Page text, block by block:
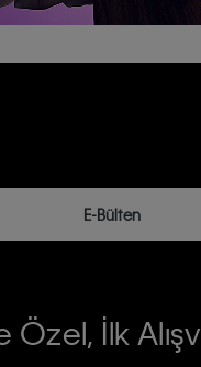
E-Bülten
ve güncel ürün,
Özel, İlk